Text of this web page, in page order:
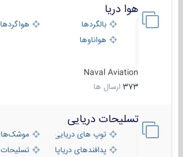
هوا دریا
بالگردها
هواگردهای
هواناوها
Naval Aviation
373 ارسال ها
تسلیحات دریایی
توپ های دریایی
موشک‌های
پدافندهای دریاپایه
تسلیحات